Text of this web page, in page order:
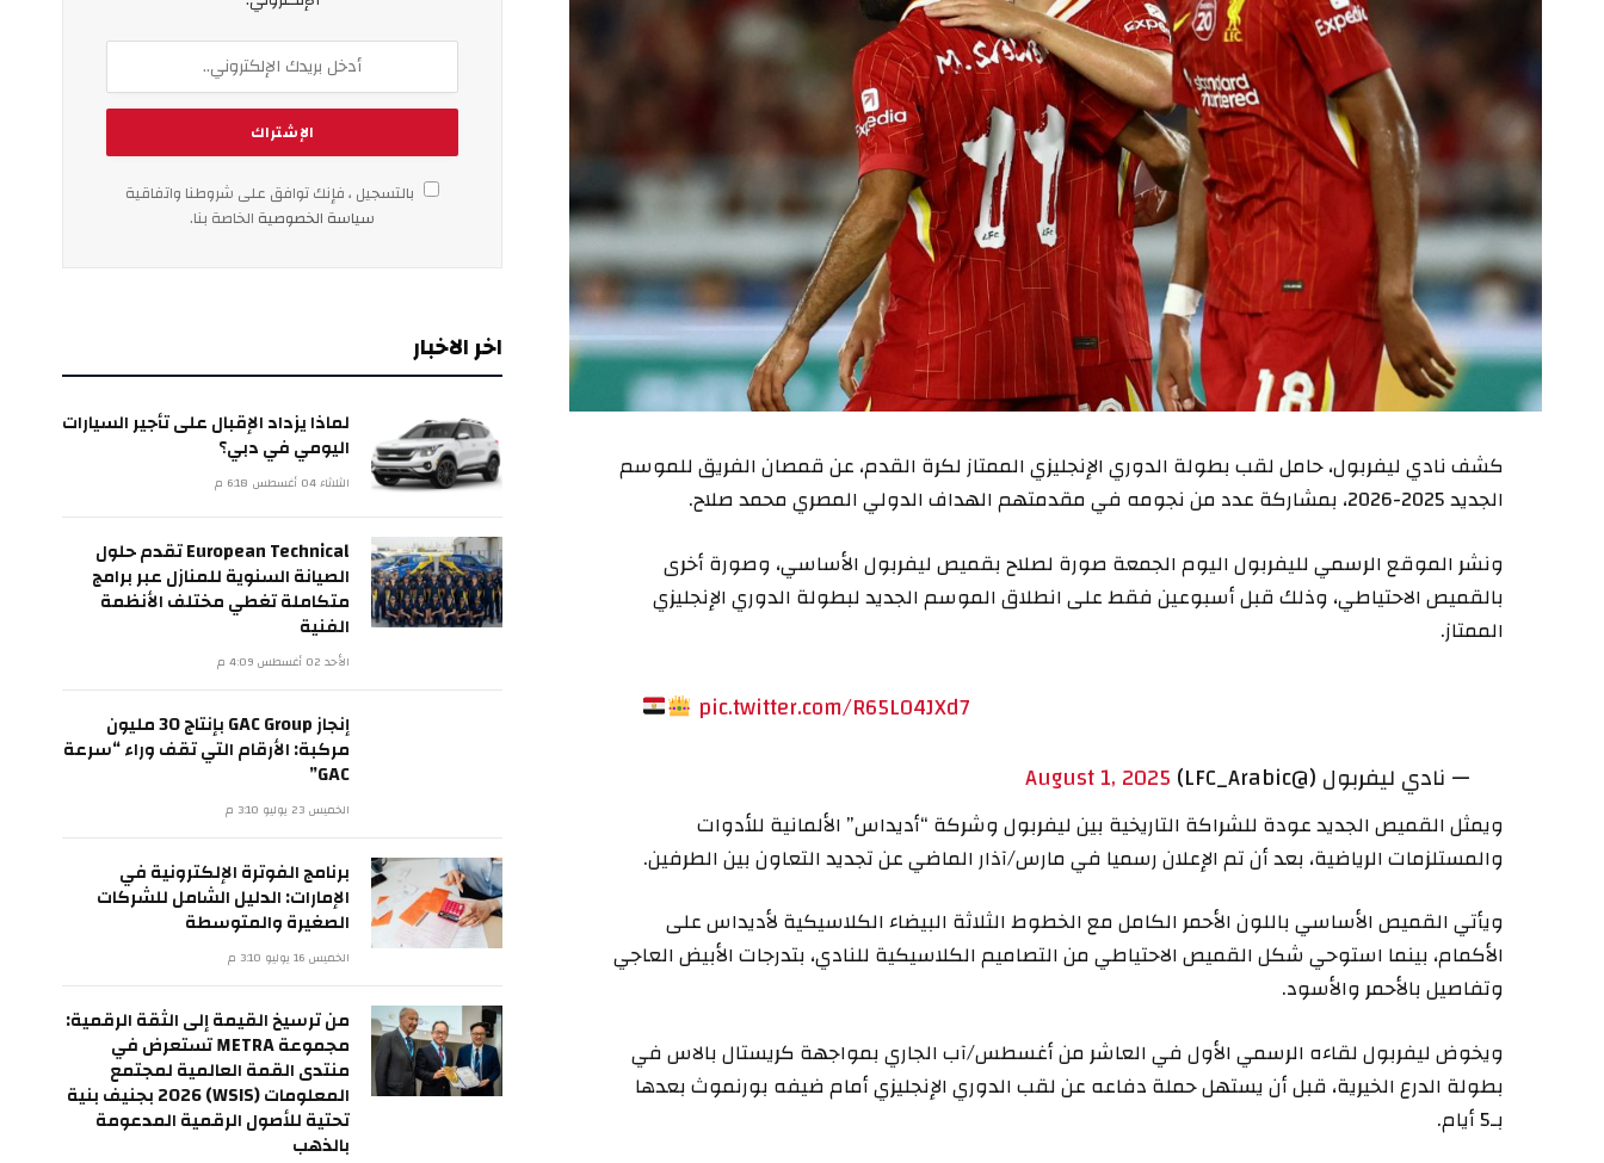
كشف نادي ليفربول، حامل لقب بطولة الدوري الإنجليزي الممتاز لكرة القدم، عن قمصان الفريق للموسم
الجديد 2025-2026، بمشاركة عدد من نجومه في مقدمتهم الهداف الدولي المصري محمد صلاح.
ونشر الموقع الرسمي لليفربول اليوم الجمعة صورة لصلاح بقميص ليفربول الأساسي، وصورة أخرى
بالقميص الاحتياطي، وذلك قبل أسبوعين فقط على انطلاق الموسم الجديد لبطولة الدوري الإنجليزي
الممتاز.
pic.twitter.com/R65LO4JXd7
— نادي ليفربول (@LFC_Arabic)
August 1, 2025
ويمثل القميص الجديد عودة للشراكة التاريخية بين ليفربول وشركة “أديداس” الألمانية للأدوات
والمستلزمات الرياضية، بعد أن تم الإعلان رسميا في مارس/آذار الماضي عن تجديد التعاون بين الطرفين.
ويأتي القميص الأساسي باللون الأحمر الكامل مع الخطوط الثلاثة البيضاء الكلاسيكية لأديداس على
الأكمام، بينما استوحي شكل القميص الاحتياطي من التصاميم الكلاسيكية للنادي، بتدرجات الأبيض العاجي
وتفاصيل بالأحمر والأسود.
ويخوض ليفربول لقاءه الرسمي الأول في العاشر من أغسطس/آب الجاري بمواجهة كريستال بالاس في
بطولة الدرع الخيرية، قبل أن يستهل حملة دفاعه عن لقب الدوري الإنجليزي أمام ضيفه بورنموث بعدها
بـ5 أيام.
بالتسجيل ، فإنك توافق على شروطنا واتفاقية
سياسة الخصوصية الخاصة بنا.
اخر الاخبار
لماذا يزداد الإقبال على تأجير السيارات
اليومي في دبي؟
الثلاثاء 04 أغسطس 6:18 م
European Technical تقدم حلول
الصيانة السنوية للمنازل عبر برامج
متكاملة تغطي مختلف الأنظمة
الفنية
الأحد 02 أغسطس 4:09 م
إنجاز GAC Group بإنتاج 30 مليون
مركبة: الأرقام التي تقف وراء “سرعة
GAC”
الخميس 23 يوليو 3:10 م
برنامج الفوترة الإلكترونية في
الإمارات: الدليل الشامل للشركات
الصغيرة والمتوسطة
الخميس 16 يوليو 3:10 م
من ترسيخ القيمة إلى الثقة الرقمية:
مجموعة METRA تستعرض في
منتدى القمة العالمية لمجتمع
المعلومات (WSIS) 2026 بجنيف بنية
تحتية للأصول الرقمية المدعومة
بالذهب